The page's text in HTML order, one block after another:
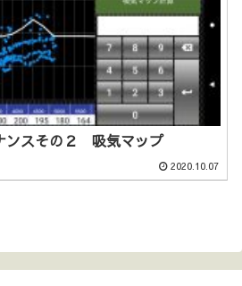
ンスその２ 吸気マップ
2020.10.07